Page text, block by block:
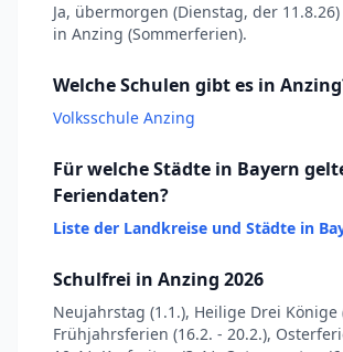
Ja, übermorgen (Dienstag, der
in Anzing (Sommerferien).
Welche Schulen gibt es in
Volksschule Anzing
Für welche Städte in Bayern
Feriendaten?
Liste der Landkreise und Städte in
Schulfrei in Anzing 2026
Neujahrstag (1.1.), Heilige Drei Könige
Frühjahrsferien (16.2. - 20.2.),